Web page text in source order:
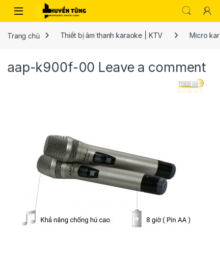
Trang chủ Thiết bị âm thanh karaoke | KTV Micro
aap-k900f-00 Leave a comment